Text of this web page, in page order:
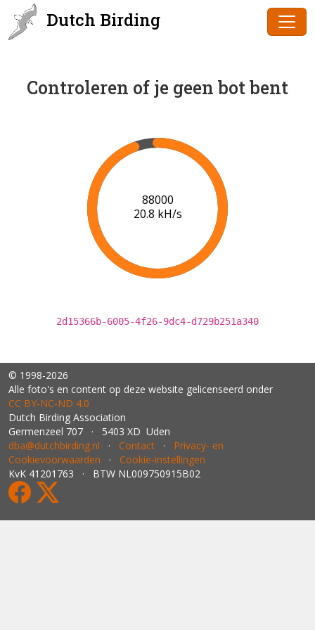
Dutch Birding
Controleren of je geen bot bent
90000
20.9 kH/s
2d15366b-6005-4f26-9dc4-d729b251a340
© 1998-2026
Alle foto's en content op deze website gelicenseerd onder
CC BY‑NC‑ND 4.0
Dutch Birding Association
Germenzeel 707 · 5403 XD Uden
dba@dutchbirding.nl · Contact · Privacy- en
Cookievoorwaarden · Cookie-instellingen
KvK 41201763 · BTW NL009750915B02